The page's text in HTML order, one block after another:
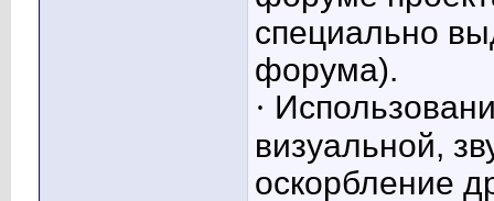
специально
форума).
·
визуальной,
оскорбление